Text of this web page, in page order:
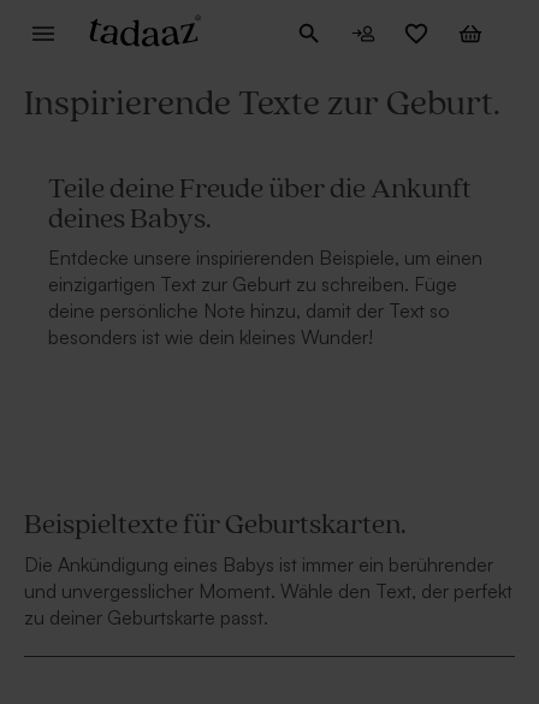
Inspirierende Texte zur Geburt.
Teile deine Freude über die Ankunft
deines Babys.
Entdecke unsere inspirierenden Beispiele, um einen
einzigartigen Text zur Geburt zu schreiben. Füge
deine persönliche Note hinzu, damit der Text so
besonders ist wie dein kleines Wunder!
Beispieltexte für Geburtskarten.
Die Ankündigung eines Babys ist immer ein berührender
und unvergesslicher Moment. Wähle den Text, der perfekt
zu deiner Geburtskarte passt.